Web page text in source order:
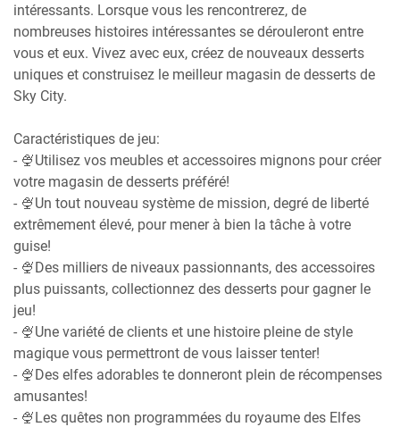
intéressants. Lorsque vous les rencontrerez, de
nombreuses histoires intéressantes se dérouleront entre
vous et eux. Vivez avec eux, créez de nouveaux desserts
uniques et construisez le meilleur magasin de desserts de
Sky City.
Caractéristiques de jeu:
- 🍨Utilisez vos meubles et accessoires mignons pour créer
votre magasin de desserts préféré!
- 🍨Un tout nouveau système de mission, degré de liberté
extrêmement élevé, pour mener à bien la tâche à votre
guise!
- 🍨Des milliers de niveaux passionnants, des accessoires
plus puissants, collectionnez des desserts pour gagner le
jeu!
- 🍨Une variété de clients et une histoire pleine de style
magique vous permettront de vous laisser tenter!
- 🍨Des elfes adorables te donneront plein de récompenses
amusantes!
- 🍨Les quêtes non programmées du royaume des Elfes